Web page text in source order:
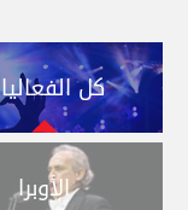
كل
الأوبرا